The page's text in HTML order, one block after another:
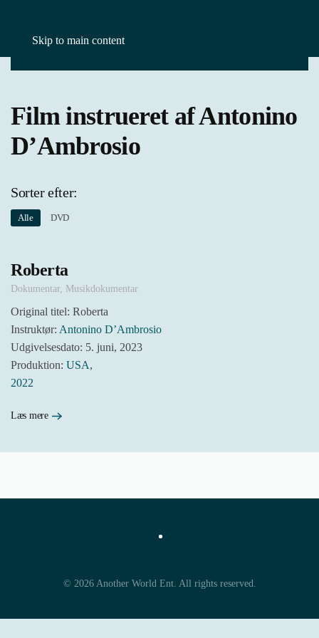
Skip to main content
Film instrueret af Antonino
D’Ambrosio
Sorter efter:
Alle DVD
Roberta
Dokumentar, Musikdokumentar
Original titel: Roberta
Instruktør: Antonino D’Ambrosio
Udgivelsesdato: 5. juni, 2023
Produktion: USA,
2022
Læs mere
© 2026Another World Ent. All rights reserved.